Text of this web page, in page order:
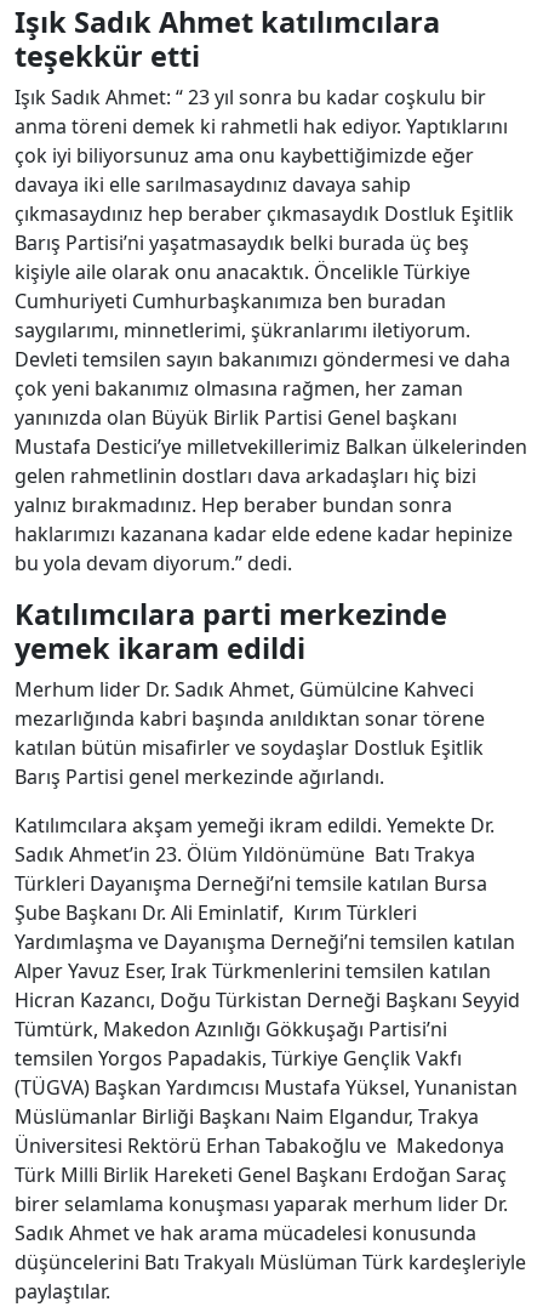
Işık Sadık Ahmet katılımcılara
teşekkür etti
Işık Sadık Ahmet: “ 23 yıl sonra bu kadar coşkulu bir
anma töreni demek ki rahmetli hak ediyor. Yaptıklarını
çok iyi biliyorsunuz ama onu kaybettiğimizde eğer
davaya iki elle sarılmasaydınız davaya sahip
çıkmasaydınız hep beraber çıkmasaydık Dostluk Eşitlik
Barış Partisi’ni yaşatmasaydık belki burada üç beş
kişiyle aile olarak onu anacaktık. Öncelikle Türkiye
Cumhuriyeti Cumhurbaşkanımıza ben buradan
saygılarımı, minnetlerimi, şükranlarımı iletiyorum.
Devleti temsilen sayın bakanımızı göndermesi ve daha
çok yeni bakanımız olmasına rağmen, her zaman
yanınızda olan Büyük Birlik Partisi Genel başkanı
Mustafa Destici’ye milletvekillerimiz Balkan ülkelerinden
gelen rahmetlinin dostları dava arkadaşları hiç bizi
yalnız bırakmadınız. Hep beraber bundan sonra
haklarımızı kazanana kadar elde edene kadar hepinize
bu yola devam diyorum.” dedi.
Katılımcılara parti merkezinde
yemek ikaram edildi
Merhum lider Dr. Sadık Ahmet, Gümülcine Kahveci
mezarlığında kabri başında anıldıktan sonar törene
katılan bütün misafirler ve soydaşlar Dostluk Eşitlik
Barış Partisi genel merkezinde ağırlandı.
Katılımcılara akşam yemeği ikram edildi. Yemekte Dr.
Sadık Ahmet’in 23. Ölüm Yıldönümüne Batı Trakya
Türkleri Dayanışma Derneği’ni temsile katılan Bursa
Şube Başkanı Dr. Ali Eminlatif, Kırım Türkleri
Yardımlaşma ve Dayanışma Derneği’ni temsilen katılan
Alper Yavuz Eser, Irak Türkmenlerini temsilen katılan
Hicran Kazancı, Doğu Türkistan Derneği Başkanı Seyyid
Tümtürk, Makedon Azınlığı Gökkuşağı Partisi’ni
temsilen Yorgos Papadakis, Türkiye Gençlik Vakfı
(TÜGVA) Başkan Yardımcısı Mustafa Yüksel, Yunanistan
Müslümanlar Birliği Başkanı Naim Elgandur, Trakya
Üniversitesi Rektörü Erhan Tabakoğlu ve Makedonya
Türk Milli Birlik Hareketi Genel Başkanı Erdoğan Saraç
birer selamlama konuşması yaparak merhum lider Dr.
Sadık Ahmet ve hak arama mücadelesi konusunda
düşüncelerini Batı Trakyalı Müslüman Türk kardeşleriyle
paylaştılar.